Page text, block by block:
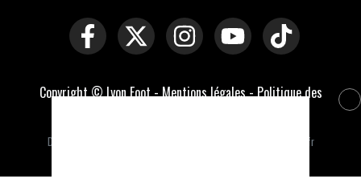
Copyright © Lyon Foot -Mentions légales-Politique des
Domaines officiels : lyonfootball.fr